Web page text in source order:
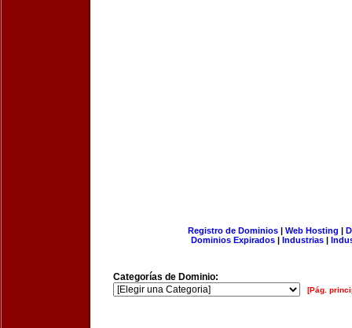
Registro de Dominios| Web Hosting |
Dominios Expirados | Industrias |
Categorías de Dominio:
[Pág.